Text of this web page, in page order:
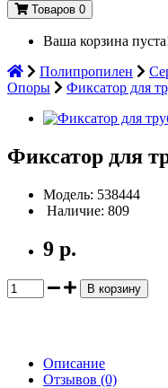
Товаров 0
Ваша корзина
Полипропилен
Опоры
Фиксатор для
Фиксатор для
Модель: 538444
Наличие: 809
9 р.
В корзину
Описание
Отзывов (0)